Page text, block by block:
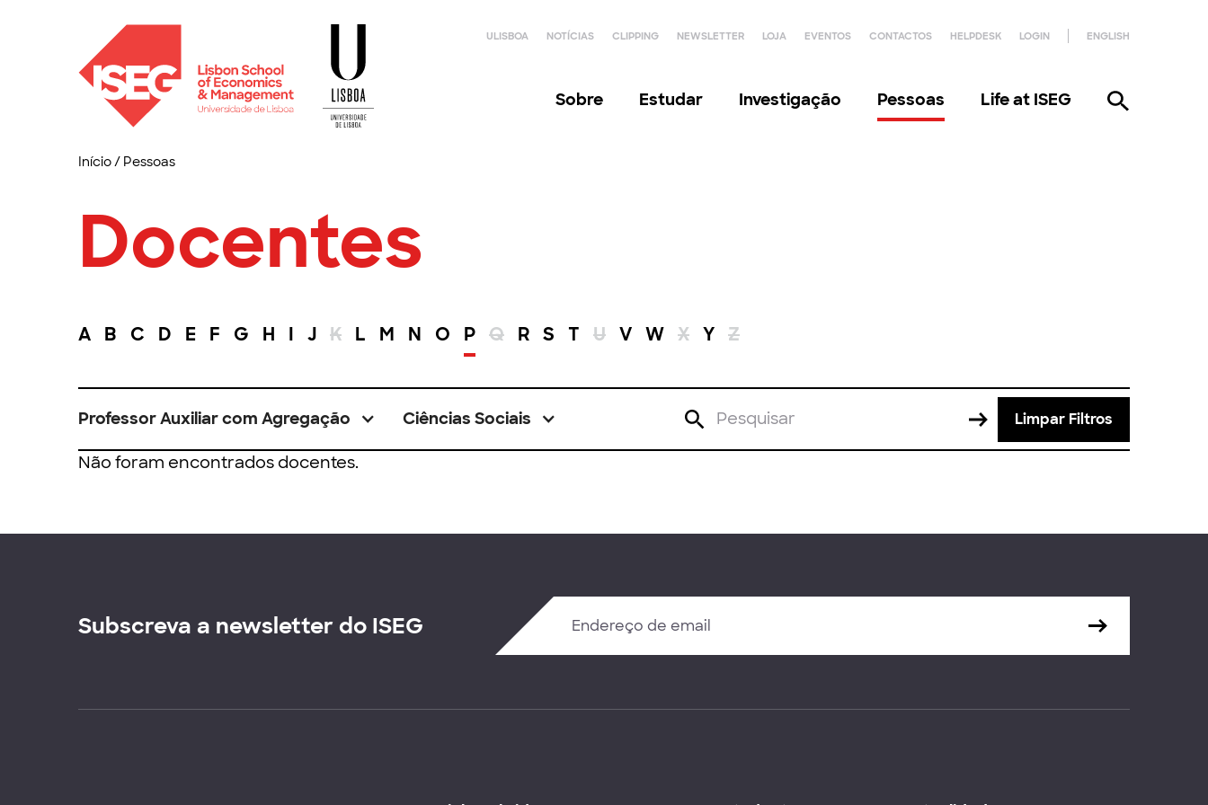
ULISBOA NOTÍCIAS CLIPPING NEWSLETTER LOJA EVENTOS CONTACTOS HELPDESK LOGIN ENGLISH
Sobre Estudar Investigação Pessoas Life at ISEG
Início/ Pessoas
Docentes
A B C D E F G H I J K L M N O P Q R S T U V W X Y Z
Professor Auxiliar com Agregação Ciências Sociais Limpar Filtros
Não foram encontrados docentes.
Subscreva a newsletter do ISEG